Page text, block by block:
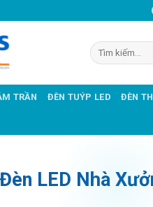
Tìm
kiếm:
TRẦN ĐÈN TUÝP LED ĐÈN
Đèn LED Nhà